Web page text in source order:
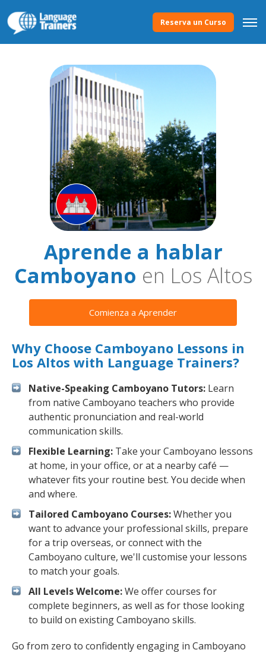
Reserva un Curso
Aprende a hablar
Camboyano en Los Altos
Comienza a Aprender
Why Choose Camboyano Lessons in
Los Altos with Language Trainers?
Native-Speaking Camboyano Tutors: Learn
from native Camboyano teachers who provide
authentic pronunciation and real-world
communication skills.
Flexible Learning: Take your Camboyano lessons
at home, in your office, or at a nearby café —
whatever fits your routine best. You decide when
and where.
Tailored Camboyano Courses:Whether you
want to advance your professional skills, prepare
for a trip overseas, or connect with the
Camboyano culture, we'll customise your lessons
to match your goals.
All Levels Welcome:We offer courses for
complete beginners, as well as for those looking
to build on existing Camboyano skills.
Go from zero to confidently engaging in Camboyano